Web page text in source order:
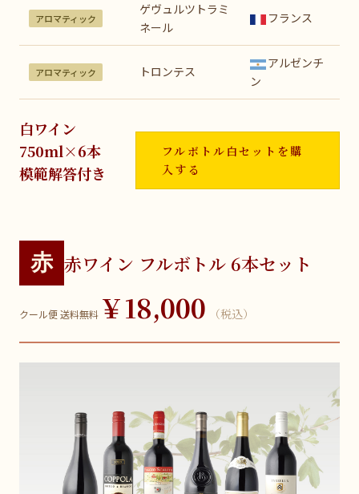
アロマティック
ゲヴュルツトラミ
ネール
フランス
アロマティック トロンテス
アルゼンチ
ン
白ワイン
750ml×6本
模範解答付き
フルボトル白セットを購
入する
赤 赤ワイン フルボトル 6本セット
クール便 送料無料 ￥18,000 （税込）